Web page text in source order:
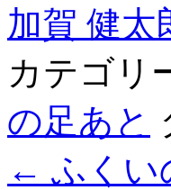
加賀 健
カテゴリ
の足あと
← ふくい